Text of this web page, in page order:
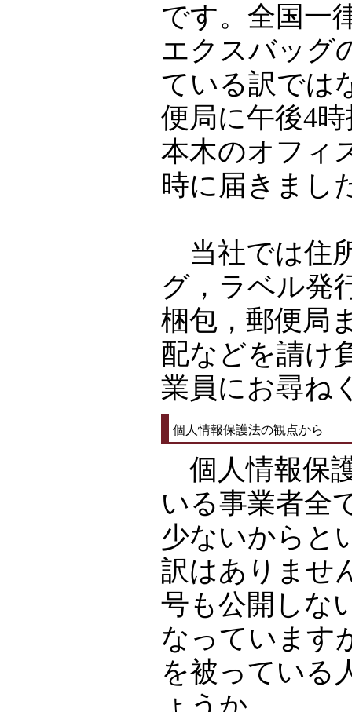
です。全国一
エクスバッグ
ている訳では
便局に午後4
本木のオフィ
時に届きまし
当社では住
グ，ラベル発
梱包，郵便局
配などを請け
業員にお尋ね
個人情報保護法の観点から
個人情報保
いる事業者全
少ないからと
訳はありませ
号も公開しな
なっています
を被っている
ょうか。